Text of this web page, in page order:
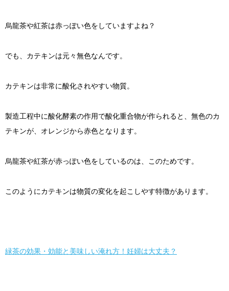
烏龍茶や紅茶は赤っぽい色をしていますよね？
でも、カテキンは元々無色なんです。
カテキンは非常に酸化されやすい物質。
製造工程中に酸化酵素の作用で酸化重合物が作られると、無色のカ
テキンが、オレンジから赤色となります。
烏龍茶や紅茶が赤っぽい色をしているのは、このためです。
このようにカテキンは物質の変化を起こしやす特徴があります。
緑茶の効果・効能と美味しい淹れ方！妊婦は大丈夫？